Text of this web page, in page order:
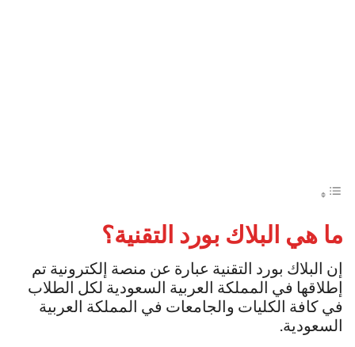
ما هي البلاك بورد التقنية؟
إن البلاك بورد التقنية عبارة عن منصة إلكترونية تم
إطلاقها في المملكة العربية السعودية لكل الطلاب
في كافة الكليات والجامعات في المملكة العربية
السعودية.